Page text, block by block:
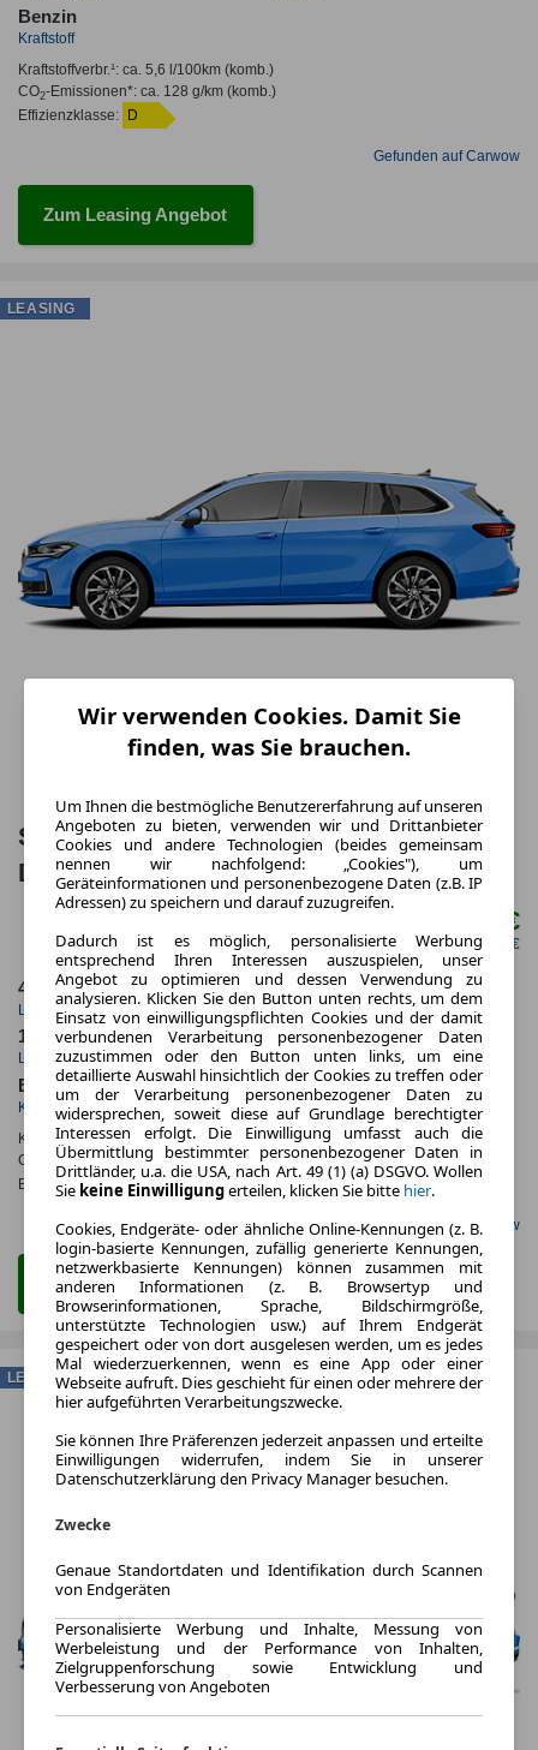
Benzin
Kraftstoff
Kraftstoffverbr.¹: ca. 5,6 l/100km(komb.)
CO2-Emissionen*: ca. 128 g/km(komb.)
Effizienzklasse:
D
Gefunden auf Carwow
Zum Leasing Angebot
Skoda Superb Combi 1.5 TSI mHEV
DSG Essence Combi 5 Türen
464,00 €
netto mtl. 389,92 €
48 Monate
Laufzeit
10.000 km
Kilometerstand
1.1
Leasingfaktor
ca. 110 kW (150 PS)
Leistung
Benzin
Kraftstoff
Kraftstoffverbr.¹: ca. 5,3 l/100km(komb.)
CO
-Emissionen*:ca. 121 g/km (komb.)
Effizienzklasse: D
Gefunden auf Carwow
Zum Leasing Angebot
LEASING
LEASING
Wir verwenden Cookies. Damit Sie
finden, was Sie brauchen.
Um Ihnen die bestmögliche Benutzererfahrung auf unseren
Angeboten zu bieten, verwenden wir und Drittanbieter
Cookies und andere Technologien (beides gemeinsam
nennen wir nachfolgend: „Cookies"), um
Geräteinformationen und personenbezogene Daten (z.B. IP
Adressen) zu speichern und darauf zuzugreifen.
Dadurch ist es möglich, personalisierte Werbung
entsprechend Ihren Interessen auszuspielen, unser
Angebot zu optimieren und dessen Verwendung zu
analysieren. Klicken Sie den Button unten rechts, um dem
Einsatz von einwilligungspflichten Cookies und der damit
verbundenen Verarbeitung personenbezogener Daten
zuzustimmen oder den Button unten links, um eine
detaillierte Auswahl hinsichtlich der Cookies zu treffen oder
um der Verarbeitung personenbezogener Daten zu
widersprechen, soweit diese auf Grundlage berechtigter
Interessen erfolgt. Die Einwilligung umfasst auch die
Übermittlung bestimmter personenbezogener Daten in
Drittländer, u.a. die USA, nach Art. 49 (1) (a) DSGVO. Wollen
Sie keine Einwilligungerteilen, klicken Sie bitte hier.
Cookies, Endgeräte- oder ähnliche Online-Kennungen (z. B.
login-basierte Kennungen, zufällig generierte Kennungen,
netzwerkbasierte Kennungen) können zusammen mit
anderen Informationen (z. B. Browsertyp und
Browserinformationen, Sprache, Bildschirmgröße,
unterstützte Technologien usw.) auf Ihrem Endgerät
gespeichert oder von dort ausgelesen werden, um es jedes
Mal wiederzuerkennen, wenn es eine App oder einer
Webseite aufruft. Dies geschieht für einen oder mehrere der
hier aufgeführten Verarbeitungszwecke.
Sie können Ihre Präferenzen jederzeit anpassen und erteilte
Einwilligungen widerrufen, indem Sie in unserer
Datenschutzerklärung den Privacy Manager besuchen.
Zwecke
Genaue Standortdaten und Identifikation durch Scannen
von Endgeräten
Personalisierte Werbung und Inhalte, Messung von
Werbeleistung und der Performance von Inhalten,
Zielgruppenforschung sowie Entwicklung und
Verbesserung von Angeboten